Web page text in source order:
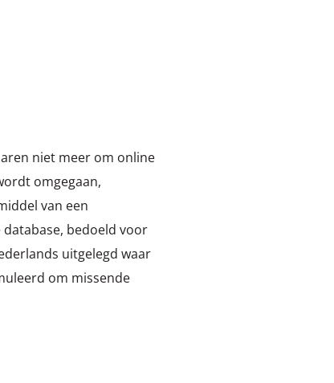
niet meer om online
omgegaan,
van een
bedoeld voor
uitgelegd waar
om missende